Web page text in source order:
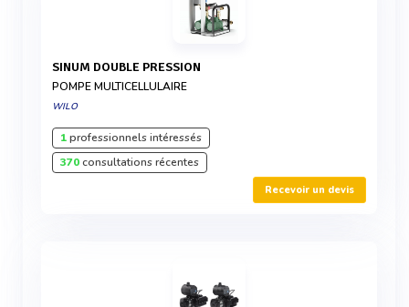
SINUM DOUBLE PRESSION
POMPE MULTICELLULAIRE
WILO
1professionnels intéressés
370consultations récentes
Recevoir un devis